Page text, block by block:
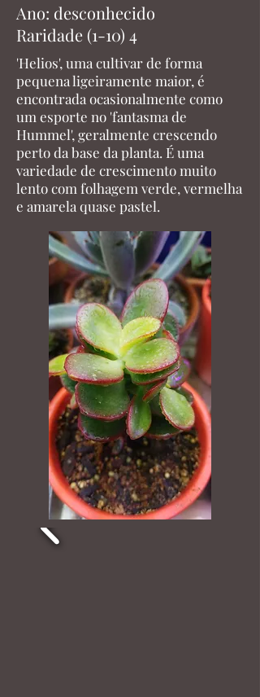
Ano: desconhecido
Raridade (1-10) 4
'Helios', uma cultivar de forma
pequena ligeiramente maior, é
encontrada ocasionalmente como
um esporte no 'fantasma de
Hummel', geralmente crescendo
perto da base da planta. É uma
variedade de crescimento muito
lento com folhagem verde, vermelha
e amarela quase pastel.